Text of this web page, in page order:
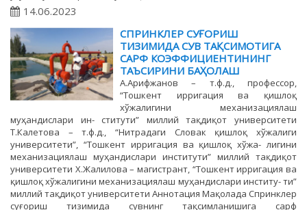
14.06.2023
СПРИНКЛЕР СУҒОРИШ
ТИЗИМИДA СУВ ТAҚСИМОТИГA
СAРФ КОЭФФИЦИЕНТИНИНГ
ТAЪСИРИНИ БAҲОЛAШ
А.Арифжанов – т.ф.д., профессор,
“Тошкент ирригация ва қишлоқ
хўжалигини механизациялаш
муҳандислари ин- ститути” миллий тақдиқот университети
Т.Калетова – т.ф.д., “Нитрадаги Словак қишлоқ хўжалиги
университети”, “Тошкент ирригация ва қишлоқ хўжа- лигини
механизациялаш муҳандислари институти” миллий тақдиқот
университети Х.Жалилова – магистрант, “Тошкент ирригация ва
қишлоқ хўжалигини механизациялаш муҳандислари институ- ти”
миллий тақдиқот университети Аннотация Мақолада Спринклер
суғориш тизимида сувнинг тақсимланишига сарф